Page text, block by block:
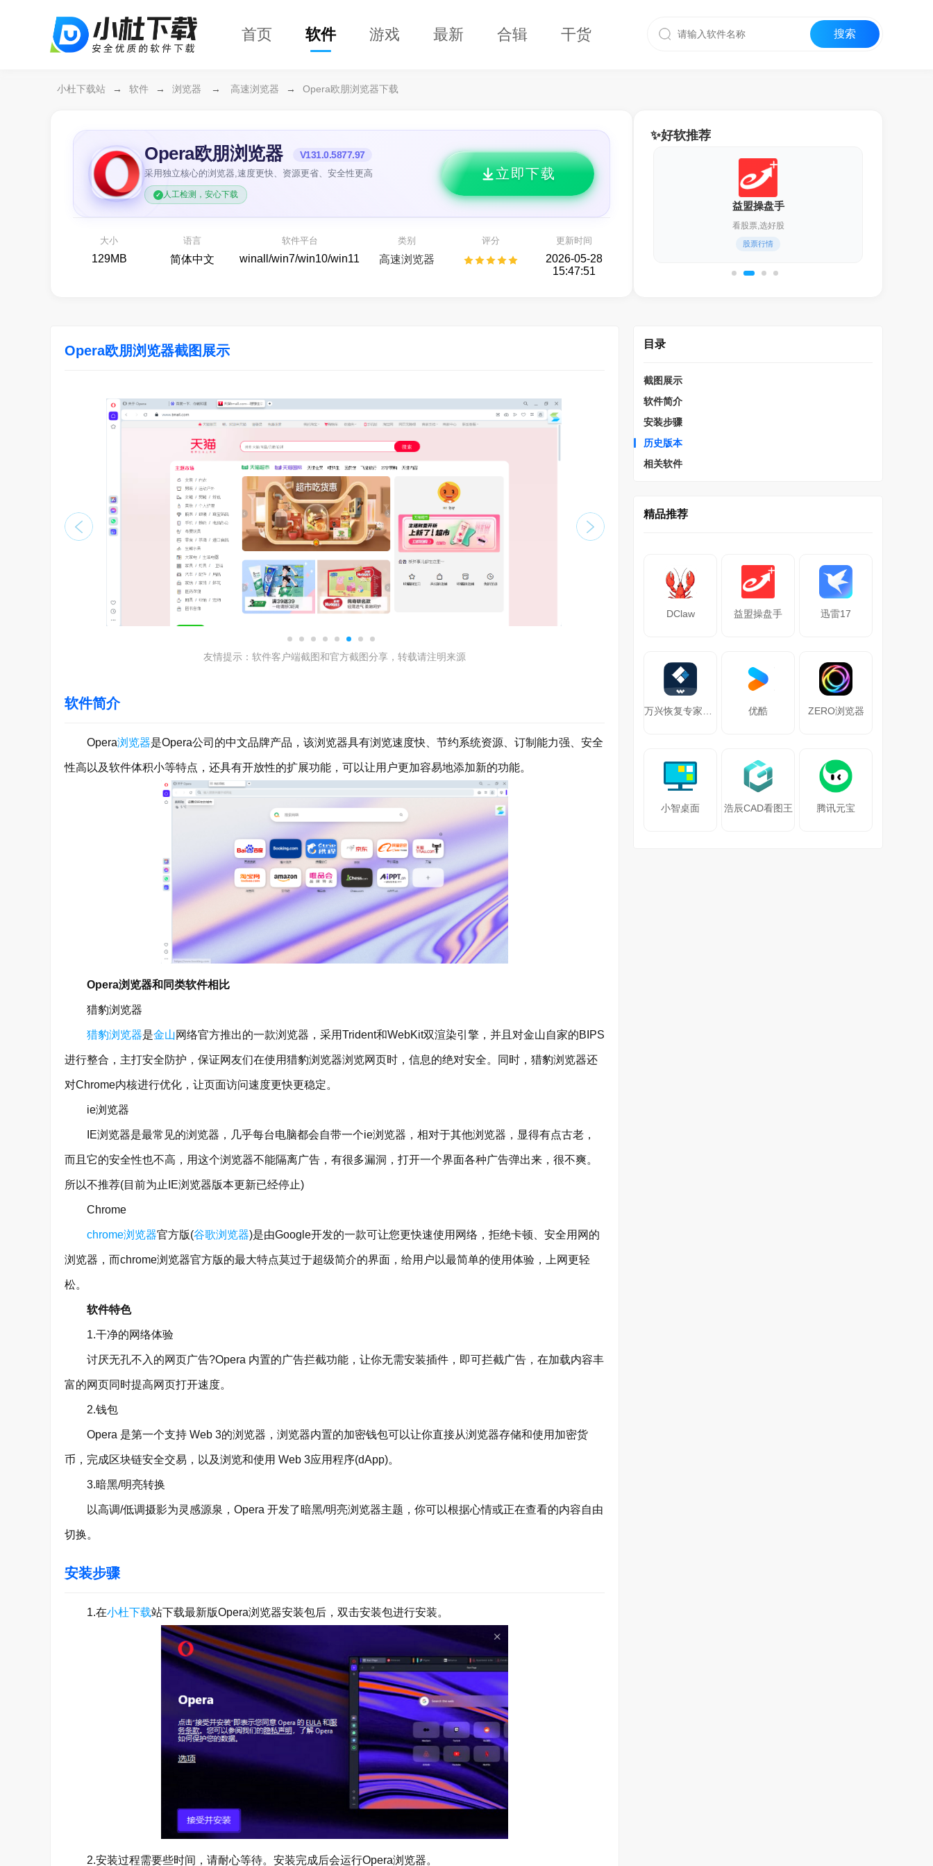
首页 软件 游戏 最新 合辑 干货
小杜下载站 → 软件 → 浏览器 → 高速浏览器 → Opera欧朋浏览器下载
Opera欧朋浏览器 V131.0.5877.97
采用独立核心的浏览器,速度更快、资源更省、安全性更高
人工检测，安心下载
立即下载
大小
129MB
语言
简体中文
软件平台
winall/win7/win10/win11
类别
高速浏览器
评分 更新时间
2026-05-28
15:47:51
✨好软推荐
万兴恢复专家64位
备份还原 AI助手
益盟操盘手
股票行情
迅雷17
化繁为简,更轻快！
通用下载器
Opera欧朋浏览器截图展示
友情提示：软件客户端截图和官方截图分享，转载请注明来源
软件简介
Opera浏览器是Opera公司的中文品牌产品，该浏览器具有浏览速度快、节约系统资源、订制能力强、安全
性高以及软件体积小等特点，还具有开放性的扩展功能，可以让用户更加容易地添加新的功能。
Opera浏览器和同类软件相比
猎豹浏览器
猎豹浏览器是金山网络官方推出的一款浏览器，采用Trident和WebKit双渲染引擎，并且对金山自家的BIPS
进行整合，主打安全防护，保证网友们在使用猎豹浏览器浏览网页时，信息的绝对安全。同时，猎豹浏览器还
对Chrome内核进行优化，让页面访问速度更快更稳定。
ie浏览器
IE浏览器是最常见的浏览器，几乎每台电脑都会自带一个ie浏览器，相对于其他浏览器，显得有点古老，
而且它的安全性也不高，用这个浏览器不能隔离广告，有很多漏洞，打开一个界面各种广告弹出来，很不爽。
所以不推荐(目前为止IE浏览器版本更新已经停止)
Chrome
chrome浏览器官方版(谷歌浏览器)是由Google开发的一款可让您更快速使用网络，拒绝卡顿、安全用网的
浏览器，而chrome浏览器官方版的最大特点莫过于超级简介的界面，给用户以最简单的使用体验，上网更轻
松。
软件特色
1.干净的网络体验
讨厌无孔不入的网页广告?Opera 内置的广告拦截功能，让你无需安装插件，即可拦截广告，在加载内容丰
富的网页同时提高网页打开速度。
2.钱包
Opera 是第一个支持 Web 3的浏览器，浏览器内置的加密钱包可以让你直接从浏览器存储和使用加密货
币，完成区块链安全交易，以及浏览和使用 Web 3应用程序(dApp)。
3.暗黑/明亮转换
以高调/低调摄影为灵感源泉，Opera 开发了暗黑/明亮浏览器主题，你可以根据心情或正在查看的内容自由
切换。
安装步骤
1.在小杜下载站下载最新版Opera浏览器安装包后，双击安装包进行安装。
2.安装过程需要些时间，请耐心等待。安装完成后会运行Opera浏览器。
目录
截图展示
软件简介
安装步骤
历史版本
相关软件
精品推荐
DClaw 益盟操盘手 迅雷17
优酷 ZERO浏览器
小智桌面 浩辰CAD看图王 腾讯元宝